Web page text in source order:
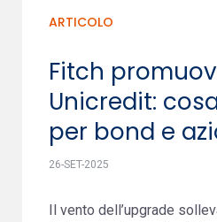
ARTICOLO
Fitch
Unicredit:
per bond e
26-SET-2025
Il vento dell’upgrade